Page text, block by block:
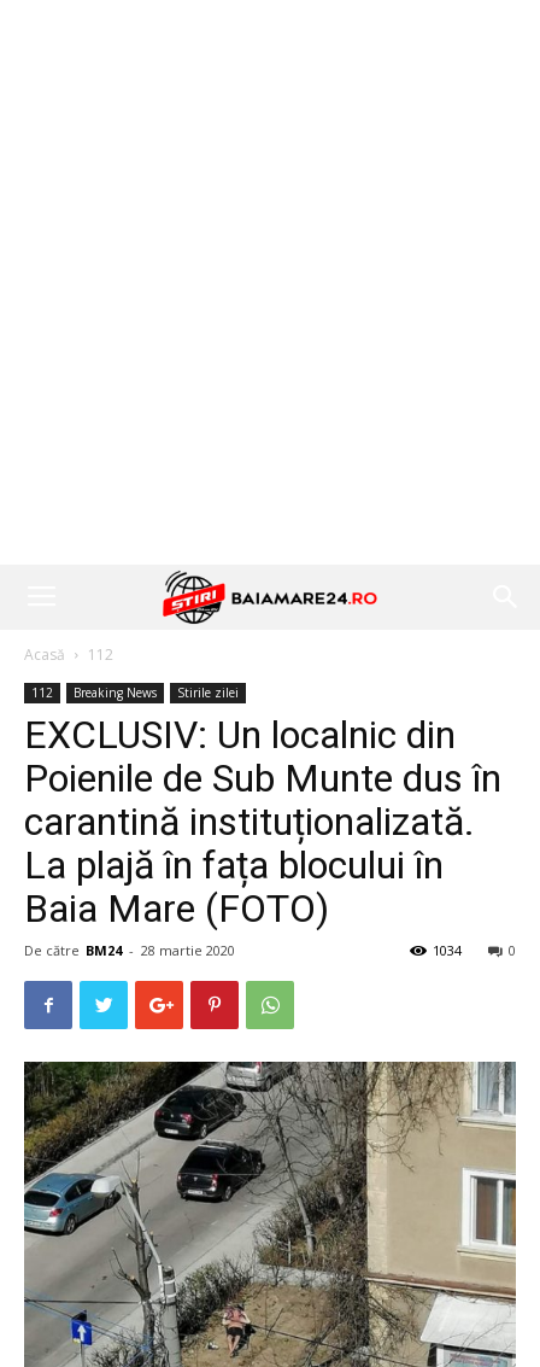
Acasă 112
112 Breaking News Stirile zilei
EXCLUSIV: Un localnic din
Poienile de Sub Munte dus în
carantină instituționalizată.
La plajă în fața blocului în
Baia Mare (FOTO)
De către BM24 - 28 martie 2020 0
1034